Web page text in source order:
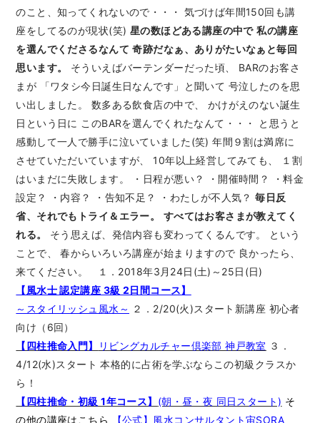
のこと、知ってくれないので・・・ 気づけば年間150回も講
座をしてるのが現状(笑) 星の数ほどある講座の中で 私の講座
を選んでくださるなんて 奇跡だなぁ、ありがたいなぁと毎回
思います。
そういえばバーテンダーだった頃、 BARのお客さ
まが 「ワタシ今日誕生日なんです」と聞いて 号泣したのを思
い出しました。 数多ある飲食店の中で、 かけがえのない誕生
日という日に このBARを選んでくれたなんて・・・ と思うと
感動して一人で勝手に泣いていました(笑) 年間９割は満席に
させていただいていますが、 10年以上経営してみても、 １割
はいまだに失敗します。 ・日程が悪い？ ・開催時間？ ・料金
設定？ ・内容？ ・告知不足？ ・わたしが不人気？毎日反
省、それでもトライ＆エラー。
すべてはお客さまが教えてく
れる。
そう思えば、発信内容も変わってくるんです。 という
ことで、 春からいろいろ講座が始まりますので 良かったら、
来てください。 １．2018年3月24日(土)～25日(日)
【風水士 認定講座 3級 2日間コース】
～スタイリッシュ風水～ ２．2/20(火)スタート新講座 初心者
向け（6回）
【四柱推命入門】
リビングカルチャー倶楽部 神戸教室 ３．
4/12(水)スタート 本格的に占術を学ぶならこの初級クラスか
ら！
【四柱推命・初級 1年コース】 (朝・昼・夜 同日スタート) そ
の他の講座はこちら
【公式】風水コンサルタント宙SORA